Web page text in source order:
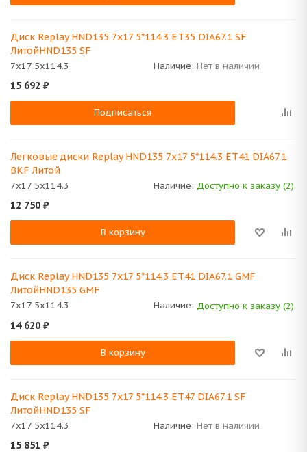
Диск Replay HND135 7x17 5*114.3 ET35 DIA67.1 SF
ЛитойHND135 SF
7x17 5x114.3 Наличие: Нет в наличии
15 692 ₽
Подписаться
Легковые диски Replay HND135 7x17 5*114.3 ET41 DIA67.1
BKF Литой
7x17 5x114.3 Наличие: Доступно к заказу (2)
12 750 ₽
В корзину
Диск Replay HND135 7x17 5*114.3 ET41 DIA67.1 GMF
ЛитойHND135 GMF
7x17 5x114.3 Наличие: Доступно к заказу (2)
14 620 ₽
В корзину
Диск Replay HND135 7x17 5*114.3 ET47 DIA67.1 SF
ЛитойHND135 SF
7x17 5x114.3 Наличие: Нет в наличии
15 851 ₽